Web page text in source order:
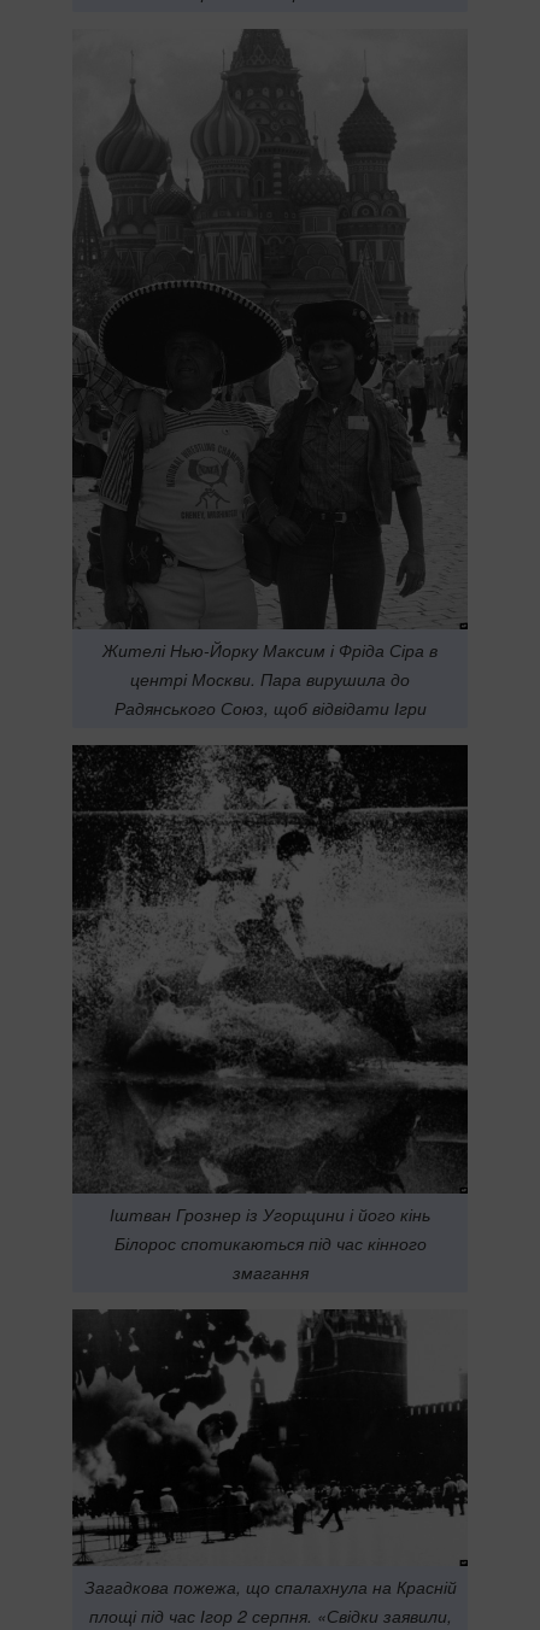
Жителі Нью-Йорку Максим і Фріда Сіра в
центрі Москви. Пара вирушила до
Радянського Союз, щоб відвідати Ігри
Іштван Грознер із Угорщини і його кінь
Білорос спотикаються під час кінного
змагання
Загадкова пожежа, що спалахнула на Красній
площі під час Ігор 2 серпня. «Свідки заявили,